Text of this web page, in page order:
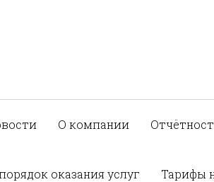
О компании
оказания услуг Тарифы